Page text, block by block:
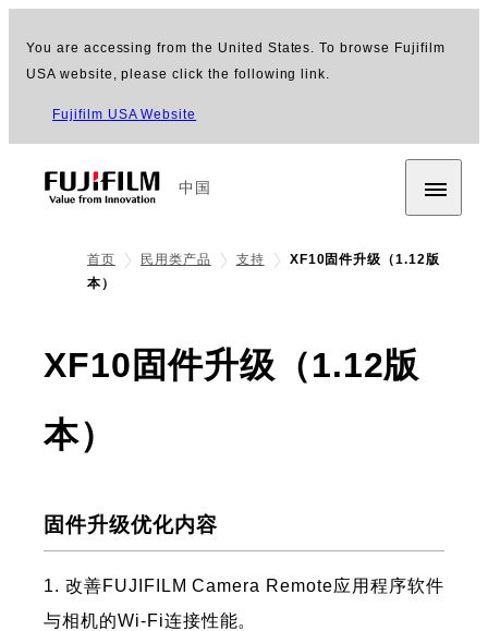
You are accessing from the United States. To browse Fujifilm
USA website, please click the following link.
Fujifilm USA Website
中国
首页 民用类产品 支持
XF10固件升级（1.12版
本）
XF10固件升级（1.12版
本）
固件升级优化内容
1. 改善FUJIFILM Camera Remote应用程序软件
与相机的Wi-Fi连接性能。